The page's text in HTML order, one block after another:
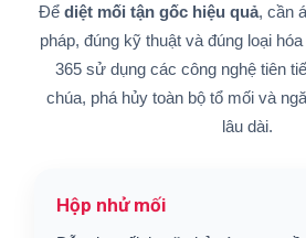
Để diệt mối tận gốc hiệu quả, cần
pháp, đúng kỹ thuật và đúng loại
365 sử dụng các công nghệ tiên
chúa, phá hủy toàn bộ tổ mối và
lâu dài.
Hộp nhử mối